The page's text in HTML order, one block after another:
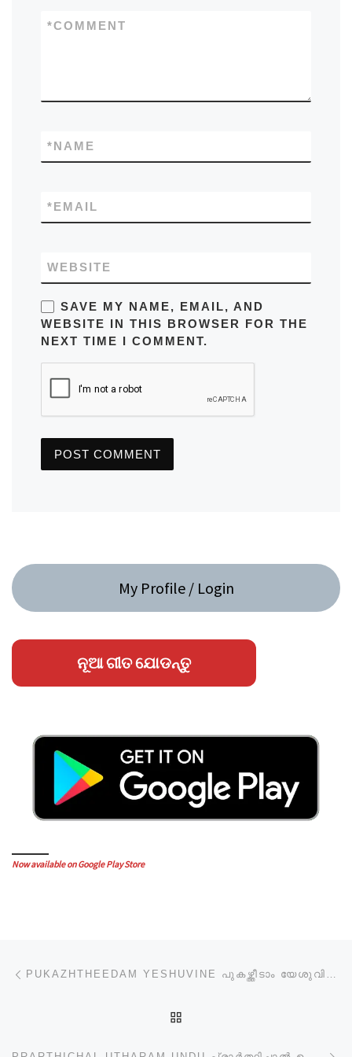
COMMENT
*
NAME
*
EMAIL
*
WEBSITE
SAVE MY NAME, EMAIL, AND
WEBSITE IN THIS BROWSER FOR THE
NEXT TIME I COMMENT.
My Profile / Login
ନୂଆ ଗୀତ ଯୋଡନ୍ତୁ
Now available on Google Play Store
PUKAZHTHEEDAM YESHUVINE പുകഴ്ത്തീടാം യേശുവിനെ